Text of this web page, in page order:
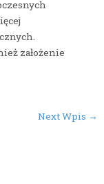
założenie
Next Wpis →